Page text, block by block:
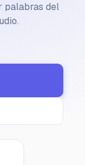
palabras del